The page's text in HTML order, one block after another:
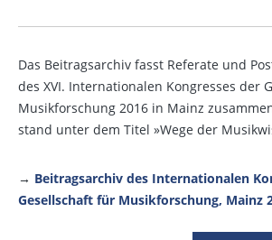
Das Beitragsarchiv fasst Referate und
des XVI. Internationalen Kongresses der
Musikforschung 2016 in Mainz
stand unter dem Titel »Wege der
→ Beitragsarchiv des Internationalen
Gesellschaft für Musikforschung, Mainz